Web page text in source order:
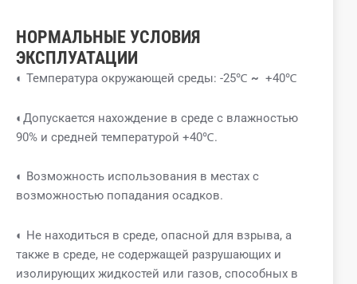
НОРМАЛЬНЫЕ УСЛОВИЯ
ЭКСПЛУАТАЦИИ
◐ Температура окружающей среды: -25℃ ~ +40℃
◐Допускается нахождение в среде с влажностью
90% и средней температурой +40℃.
◐ Возможность использования в местах с
возможностью попадания осадков.
◐ Не находиться в среде, опасной для взрыва, а
также в среде, не содержащей разрушающих и
изолирующих жидкостей или газов, способных в